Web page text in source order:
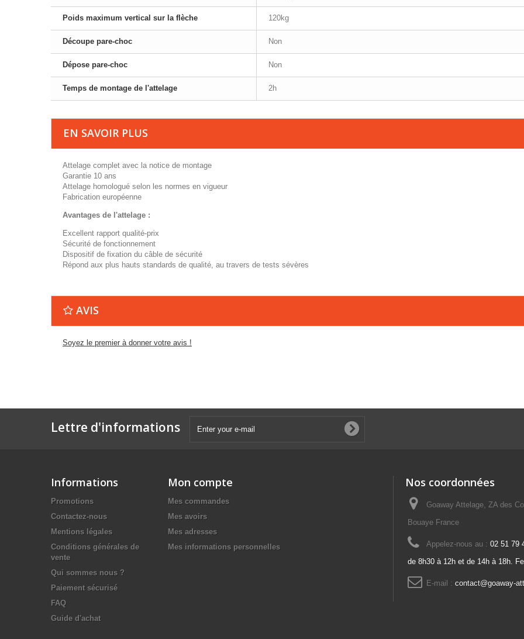
Poids maximum vertical sur la flèche 120kg
Découpe pare-choc Non
Dépose pare-choc Non
Temps de montage de l'attelage 2h
EN SAVOIR PLUS
Attelage complet avec la notice de montage
Garantie 10 ans
Attelage homologué selon les normes en vigueur
Fabrication européenne
Avantages de l'attelage :
Excellent rapport qualité-prix
Sécurité de fonctionnement
Dispositif de fixation du câble de sécurité
Répond aux plus hauts standards de qualité, au travers de tests sévères
AVIS
Soyez le premier à donner votre avis !
Lettre d'informations
Informations
Promotions
Contactez-nous
Mentions légales
Conditions générales de
vente
Qui sommes nous ?
Paiement sécurisé
FAQ
Guide d'achat
Mon compte
Mes commandes
Mes avoirs
Mes adresses
Mes informations personnelles
Nos coordonnées
Goaway Attelage, ZA des
Bouaye France
Appelez-nous au : 02 51 79
de 8h30 à 12h et de 14h à 18h.
E-mail : contact@goaway-